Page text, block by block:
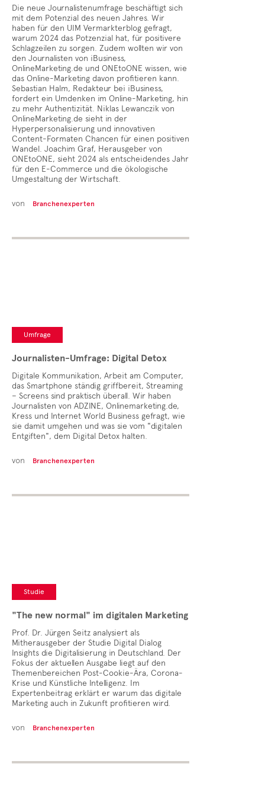
Die neue Journalistenumfrage beschäftigt sich
mit dem Potenzial des neuen Jahres. Wir
haben für den UIM Vermarkterblog gefragt,
warum 2024 das Potzenzial hat, für positivere
Schlagzeilen zu sorgen. Zudem wollten wir von
den Journalisten von iBusiness,
OnlineMarketing.de und ONEtoONE wissen, wie
das Online-Marketing davon profitieren kann.
Sebastian Halm, Redakteur bei iBusiness,
fordert ein Umdenken im Online-Marketing, hin
zu mehr Authentizität. Niklas Lewanczik von
OnlineMarketing.de sieht in der
Hyperpersonalisierung und innovativen
Content-Formaten Chancen für einen positiven
Wandel. Joachim Graf, Herausgeber von
ONEtoONE, sieht 2024 als entscheidendes Jahr
für den E-Commerce und die ökologische
Umgestaltung der Wirtschaft.
von Branchenexperten
Umfrage
Journalisten-Umfrage: Digital Detox
Digitale Kommunikation, Arbeit am Computer,
das Smartphone ständig griffbereit, Streaming
– Screens sind praktisch überall. Wir haben
Journalisten von ADZINE, Onlinemarketing.de,
Kress und Internet World Business gefragt, wie
sie damit umgehen und was sie vom "digitalen
Entgiften", dem Digital Detox halten.
von Branchenexperten
Studie
"The new normal" im digitalen Marketing
Prof. Dr. Jürgen Seitz analysiert als
Mitherausgeber der Studie Digital Dialog
Insights die Digitalisierung in Deutschland. Der
Fokus der aktuellen Ausgabe liegt auf den
Themenbereichen Post-Cookie-Ära, Corona-
Krise und Künstliche Intelligenz. Im
Expertenbeitrag erklärt er warum das digitale
Marketing auch in Zukunft profitieren wird.
von Branchenexperten